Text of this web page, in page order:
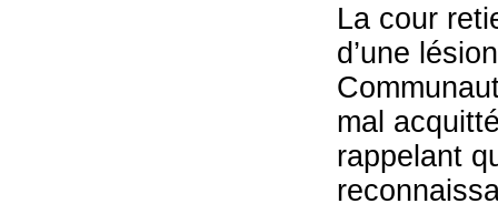
La cour
d’une
mal
rappelant